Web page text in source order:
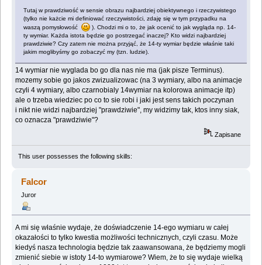
Tutaj w prawdziwość w sensie obrazu najbardziej obiektywnego i rzeczywistego
(tylko nie każcie mi definiować rzeczywistości, zdaję się w tym przypadku na
waszą pomysłowość
). Chodzi mi o to, że jak ocenić to jak wygląda np. 14-
ty wymiar. Każda istota będzie go postrzegać inaczej? Kto widzi najbardziej
prawdziwie? Czy zatem nie można przyjąć, że 14-ty wymiar będzie właśnie taki
jakim moglibyśmy go zobaczyć my (tzn. ludzie).
14 wymiar nie wyglada bo go dla nas nie ma (jak pisze Terminus).
mozemy sobie go jakos zwizualizowac (na 3 wymiary, albo na animacje
czyli 4 wymiary, albo czarnobialy 14wymiar na kolorowa animacje itp)
ale o trzeba wiedziec po co to sie robi i jaki jest sens takich poczynan
i nikt nie widzi najbardziej "prawdziwie", my widzimy tak, ktos inny siak,
co oznacza "prawdziwie"?
Zapisane
This user possesses the following skills:
Falcor
Juror
A mi się właśnie wydaje, że doświadczenie 14-ego wymiaru w całej
okazałości to tylko kwestia możliwości technicznych, czyli czasu. Może
kiedyś nasza technologia będzie tak zaawansowana, że będziemy mogli
zmienić siebie w istoty 14-to wymiarowe? Wiem, że to się wydaje wielką